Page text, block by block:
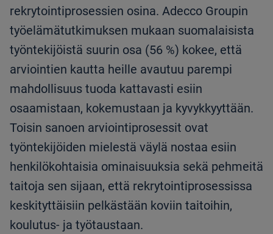
rekrytointiprosessien osina. Adecco Groupin
työelämätutkimuksen mukaan suomalaisista
työntekijöistä suurin osa (56 %) kokee, että
arviointien kautta heille avautuu parempi
mahdollisuus tuoda kattavasti esiin
osaamistaan, kokemustaan ja kyvykkyyttään.
Toisin sanoen arviointiprosessit ovat
työntekijöiden mielestä väylä nostaa esiin
henkilökohtaisia ominaisuuksia sekä pehmeitä
taitoja sen sijaan, että rekrytointiprosessissa
keskityttäisiin pelkästään koviin taitoihin,
koulutus- ja työtaustaan.